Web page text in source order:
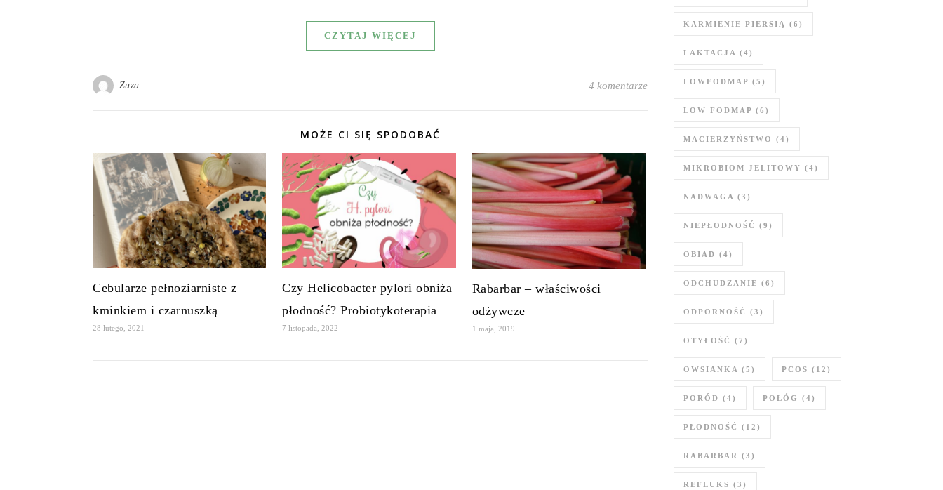
CZYTAJ WIĘCEJ
Zuza 4 komentarze
MOŻE CI SIĘ SPODOBAĆ
Cebularze pełnoziarniste z
kminkiem i czarnuszką
28 lutego, 2021
Czy Helicobacter pylori obniża
płodność? Probiotykoterapia
7 listopada, 2022
Rabarbar – właściwości
odżywcze
1 maja, 2019
KARMIENIE PIERSIĄ (6)
LAKTACJA (4)
LOWFODMAP (5)
LOW FODMAP (6)
MACIERZYŃSTWO (4)
MIKROBIOM JELITOWY (4)
NADWAGA (3)
NIEPŁODNOŚĆ (9)
OBIAD (4)
ODCHUDZANIE (6)
ODPORNOŚĆ (3)
OTYŁOŚĆ (7)
OWSIANKA (5) PCOS (12)
PORÓD (4) POŁÓG (4)
PŁODNOŚĆ (12)
RABARBAR (3)
REFLUKS (3)